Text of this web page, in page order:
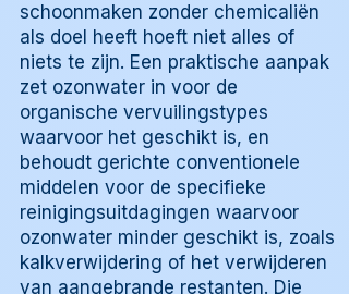
schoonmaken zonder chemicaliën
als doel heeft hoeft niet alles of
niets te zijn. Een praktische aanpak
zet ozonwater in voor de
organische vervuilingstypes
waarvoor het geschikt is, en
behoudt gerichte conventionele
middelen voor de specifieke
reinigingsuitdagingen waarvoor
ozonwater minder geschikt is, zoals
kalkverwijdering of het verwijderen
van aangebrande restanten. Die